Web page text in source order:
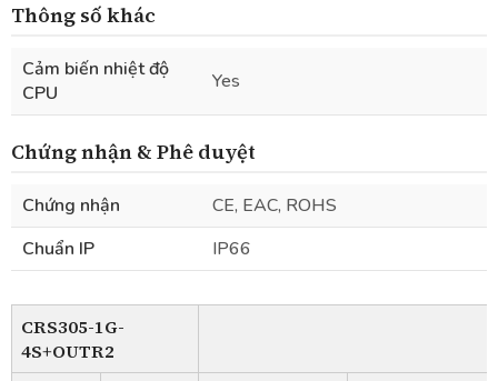
Thông số khác
Cảm biến nhiệt độ
CPU
Yes
Chứng nhận & Phê duyệt
Chứng nhận
CE, EAC, ROHS
Chuẩn IP
IP66
CRS305-1G-
4S+OUTR2